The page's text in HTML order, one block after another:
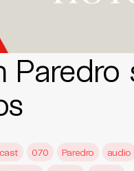
Paredro
070 Paredro
audio